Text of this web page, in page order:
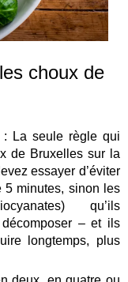
choux de
: La seule règle qui
de Bruxelles sur la
essayer d’éviter
5 minutes, sinon les
qu’ils
– et ils
longtemps, plus